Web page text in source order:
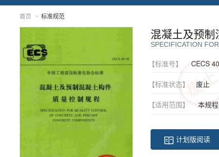
首页 > 标准规范
混凝土及预
SPECIFICATION
【标准号】 CECS
【标准状态】 废止
【适用范围】 本规
计划版阅读